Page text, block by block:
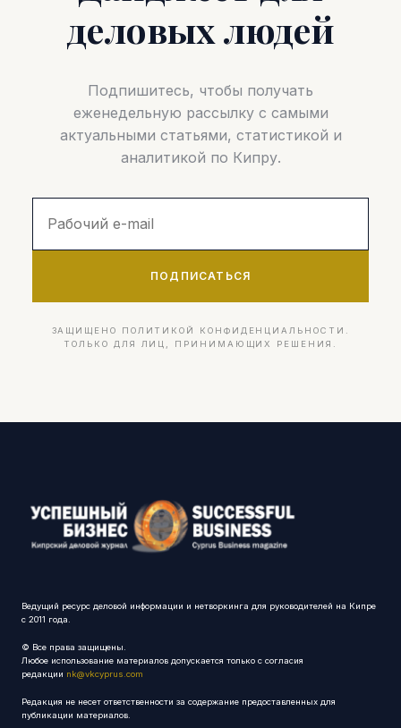
деловых людей
Подпишитесь, чтобы получать
еженедельную рассылку с самыми
актуальными статьями, статистикой и
аналитикой по Кипру.
ПОДПИСАТЬСЯ
ЗАЩИЩЕНО ПОЛИТИКОЙ КОНФИДЕНЦИАЛЬНОСТИ.
ТОЛЬКО ДЛЯ ЛИЦ, ПРИНИМАЮЩИХ РЕШЕНИЯ.
Ведущий ресурс деловой информации и нетворкинга для руководителей на Кипре
с 2011 года.
© Все права защищены.
Любое использование материалов допускается только с согласия
редакции nk@vkcyprus.com
Редакция не несет ответственности за содержание предоставленных для
публикации материалов.